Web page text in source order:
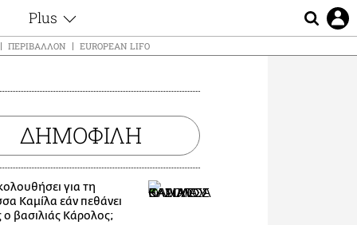
Plus
Θέματα
Ζώδια
Εξομολογήσεις
Blogs
Οι Αθηναίοι
Απώλειες
ΠΕΡΙΒΆΛΛΟΝ EUROPEAN LIFO
ΔΗΜΟΦΙΛΗ
για τη
Καμίλα εάν πεθάνει
βασιλιάς Κάρολος;